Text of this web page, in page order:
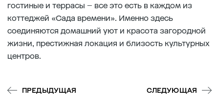
гостиные и террасы – все это есть в каждом из
коттеджей «Сада времени». Именно здесь
соединяются домашний уют и красота загородной
жизни, престижная локация и близость культурных
центров.
ПРЕДЫДУЩАЯ СЛЕДУЮЩАЯ